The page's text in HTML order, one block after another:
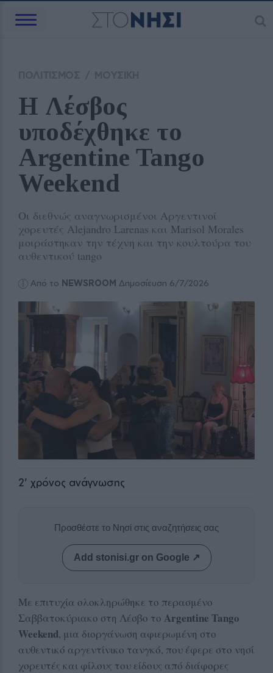
Η Λέσβος
υποδέχθηκε το
Argentine Tango
Weekend
Οι διεθνώς αναγνωρισμένοι Αργεντινοί
χορευτές Alejandro Larenas και Marisol Morales
μοιράστηκαν την τέχνη και την κουλτούρα του
αυθεντικού tango
Από το NEWSROOM Δημοσίευση 6/7/2026
2' χρόνος ανάγνωσης
Προσθέστε το Νησί στις αναζητήσεις σας
Add stonisi.gr on Google ↗
Με επιτυχία ολοκληρώθηκε το περασμένο
Σαββατοκύριακο στη Λέσβο το Argentine Tango
Weekend, μια διοργάνωση αφιερωμένη στο
αυθεντικό αργεντίνικο τανγκό, που έφερε στο νησί
χορευτές και φίλους του είδους από διάφορες